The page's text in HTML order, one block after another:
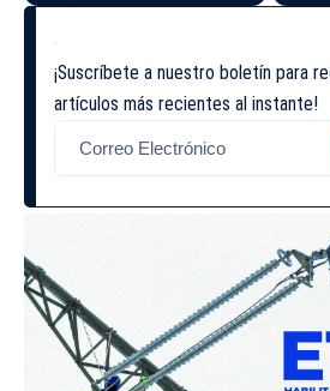
¡Suscríbete a nuestro boletín para
artículos más recientes al instante!